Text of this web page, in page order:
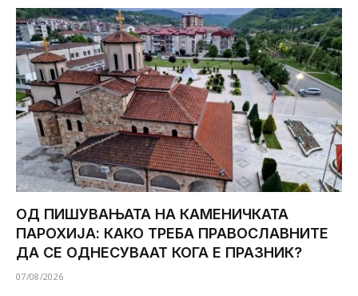
ОД ПИШУВАЊАТА НА КАМЕНИЧКАТА
ПАРОХИЈА: КАКО ТРЕБА ПРАВОСЛАВНИТЕ
ДА СЕ ОДНЕСУВААТ КОГА Е ПРАЗНИК?
07/08/2026